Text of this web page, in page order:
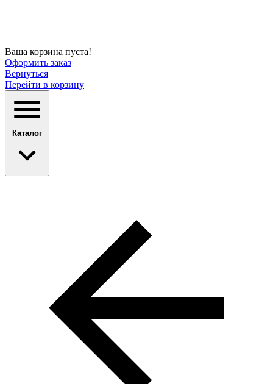
Ваша корзина пуста!
Оформить заказ
Вернуться
Перейти в корзину
Каталог